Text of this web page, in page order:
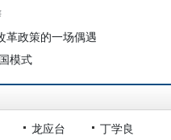
革政策的一场偶遇
模式
龙应台
丁学良